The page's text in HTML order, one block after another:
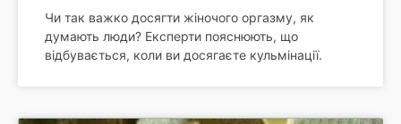
Чи так важко досягти жіночого оргазму, як
думають люди? Експерти пояснюють, що
відбувається, коли ви досягаєте кульмінації.